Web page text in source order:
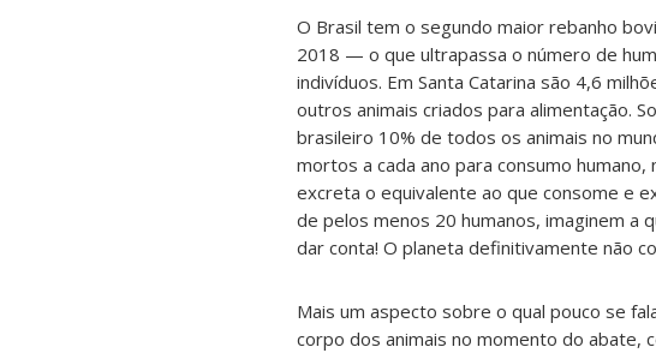
O Brasil tem o segundo maior rebanho
2018 — o que ultrapassa o número de
indivíduos. Em Santa Catarina são 4,6
outros animais criados para alimentação.
brasileiro 10% de todos os animais no
mortos a cada ano para consumo
excreta o equivalente ao que consome e
de pelos menos 20 humanos, imaginem a
dar conta! O planeta definitivamente não
Mais um aspecto sobre o qual pouco se
corpo dos animais no momento do abate,